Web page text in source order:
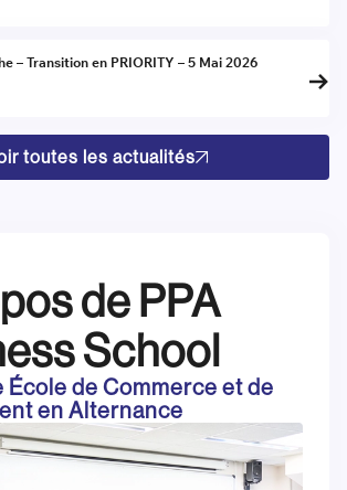
– Transition en PRIORITY – 5 Mai 2026
toutes les actualités
de PPA
School
École de Commerce et de
en Alternance